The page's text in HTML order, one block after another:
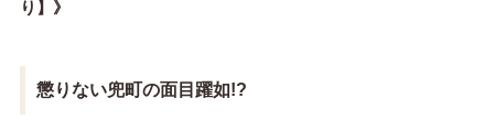
り】》
懲りない兜町の面目躍如!?